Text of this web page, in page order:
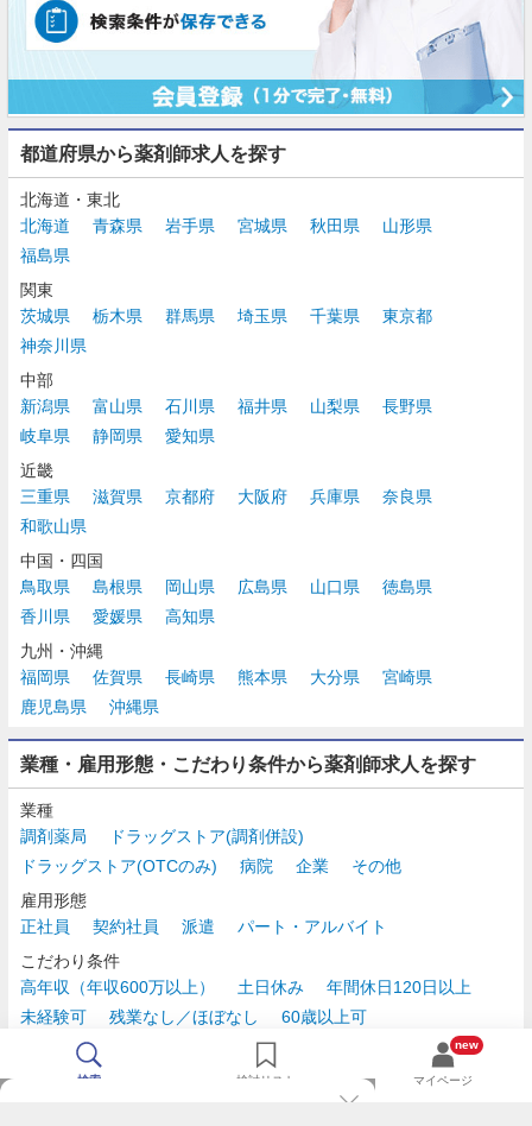
都道府県から薬剤師求人を探す
北海道・東北
北海道
青森県 岩手県 宮城県 秋田県
山形県
福島県
関東
茨城県
栃木県 群馬県 埼玉県 千葉県
東京都
神奈川県
中部
新潟県
富山県 石川県 福井県 山梨県
長野県
岐阜県
静岡県
愛知県
近畿
三重県
滋賀県 京都府 大阪府 兵庫県
奈良県
和歌山県
中国・四国
鳥取県
島根県 岡山県 広島県 山口県
徳島県
香川県
愛媛県
高知県
九州・沖縄
福岡県
佐賀県 長崎県 熊本県 大分県
宮崎県
鹿児島県
沖縄県
業種・雇用形態・こだわり条件から薬剤師求人を探す
業種
調剤薬局
ドラッグストア(調剤併設)
ドラッグストア(OTCのみ)
病院 企業
その他
雇用形態
正社員
契約社員 派遣
パート・アルバイト
こだわり条件
高年収（年収600万以上）
土日休み
年間休日120日以上
未経験可
残業なし／ほぼなし
60歳以上可
時給2,500円以上
検索 検討リスト
new
マイページ